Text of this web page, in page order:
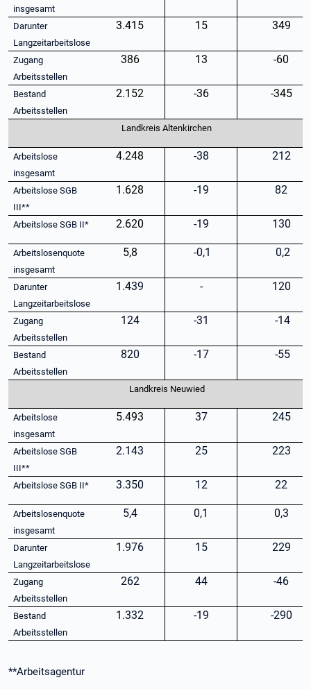
insgesamt
Darunter
Langzeitarbeitslose
3.415 15 349
Zugang
Arbeitsstellen
386 13 -60
Bestand
Arbeitsstellen
2.152 -36 -345
Landkreis Altenkirchen
Arbeitslose
insgesamt
4.248 -38 212
Arbeitslose SGB
III**
1.628 -19 82
Arbeitslose SGB II* 2.620 -19 130
Arbeitslosenquote
insgesamt
5,8 -0,1 0,2
Darunter
Langzeitarbeitslose
1.439 - 120
Zugang
Arbeitsstellen
124 -31 -14
Bestand
Arbeitsstellen
820 -17 -55
Landkreis Neuwied
Arbeitslose
insgesamt
5.493 37 245
Arbeitslose SGB
III**
2.143 25 223
Arbeitslose SGB II* 3.350 12 22
Arbeitslosenquote
insgesamt
5,4 0,1 0,3
Darunter
Langzeitarbeitslose
1.976 15 229
Zugang
Arbeitsstellen
262 44 -46
Bestand
Arbeitsstellen
1.332 -19 -290
**Arbeitsagentur